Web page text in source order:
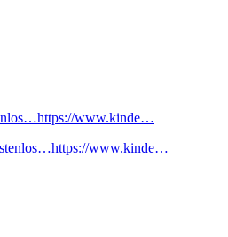
www.kinde…
www.kinde…